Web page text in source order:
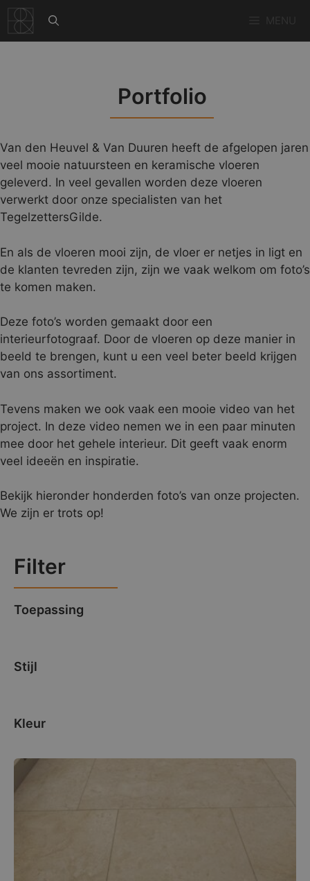
naar
de
Portfolio
Van den Heuvel & Van Duuren heeft de afgelopen jaren
veel mooie natuursteen en keramische vloeren
geleverd. In veel gevallen worden deze vloeren
verwerkt door onze specialisten van het
TegelzettersGilde.
En als de vloeren mooi zijn, de vloer er netjes in ligt en
de klanten tevreden zijn, zijn we vaak welkom om foto’s
te komen maken.
Deze foto’s worden gemaakt door een
interieurfotograaf. Door de vloeren op deze manier in
beeld te brengen, kunt u een veel beter beeld krijgen
van ons assortiment.
Tevens maken we ook vaak een mooie video van het
project. In deze video nemen we in een paar minuten
mee door het gehele interieur. Dit geeft vaak enorm
veel ideeën en inspiratie.
Bekijk hieronder honderden foto’s van onze projecten.
We zijn er trots op!
Filter
Toepassing
Stijl
Kleur